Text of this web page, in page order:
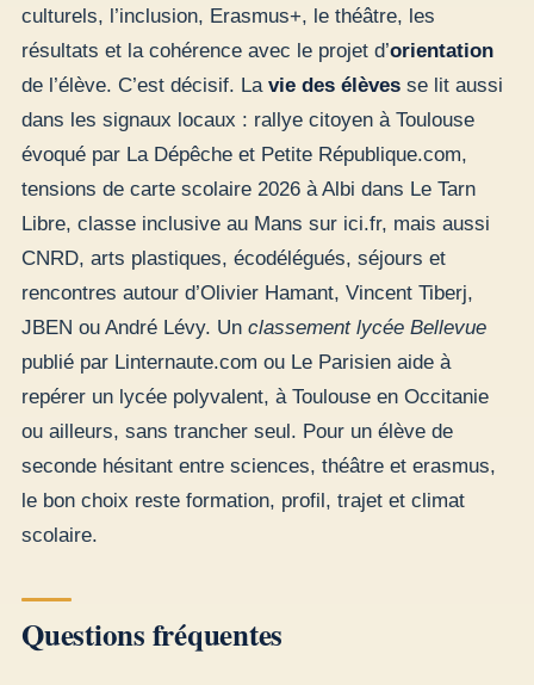
culturels, l’inclusion, Erasmus+, le théâtre, les
résultats et la cohérence avec le projet d’orientation
de l’élève. C’est décisif. La vie des élèves se lit aussi
dans les signaux locaux : rallye citoyen à Toulouse
évoqué par La Dépêche et Petite République.com,
tensions de carte scolaire 2026 à Albi dans Le Tarn
Libre, classe inclusive au Mans sur ici.fr, mais aussi
CNRD, arts plastiques, écodélégués, séjours et
rencontres autour d’Olivier Hamant, Vincent Tiberj,
JBEN ou André Lévy. Un classement lycée Bellevue
publié par Linternaute.com ou Le Parisien aide à
repérer un lycée polyvalent, à Toulouse en Occitanie
ou ailleurs, sans trancher seul. Pour un élève de
seconde hésitant entre sciences, théâtre et erasmus,
le bon choix reste formation, profil, trajet et climat
scolaire.
Questions fréquentes